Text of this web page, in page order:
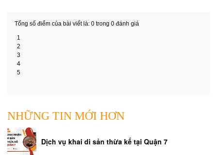
Tổng số điểm của bài viết là: 0 trong 0 đánh giá
1
2
3
4
5
NHỮNG TIN MỚI HƠN
Dịch vụ khai di sản thừa kế tại Quận 7